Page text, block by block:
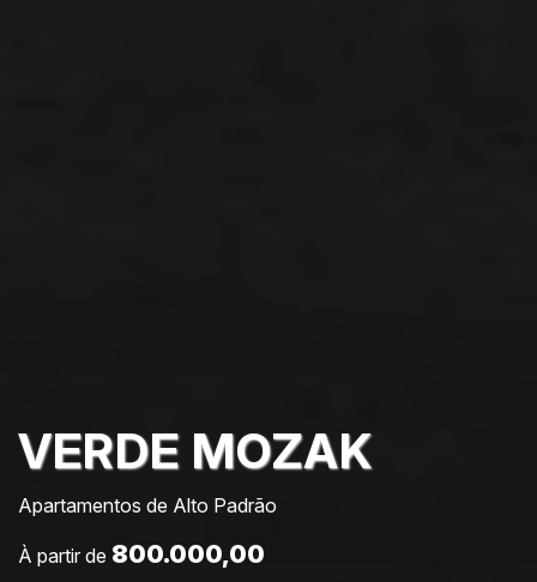
VERDE MOZAK
Apartamentos de Alto Padrão
À partir de 800.000,00